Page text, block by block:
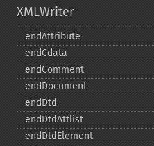
XMLWriter
endAttribute
endCdata
endComment
endDocument
endDtd
endDtdAttlist
endDtdElement